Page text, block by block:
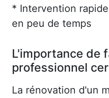
* Intervention
en peu de temps
L'importance de
professionnel
La rénovation d'un